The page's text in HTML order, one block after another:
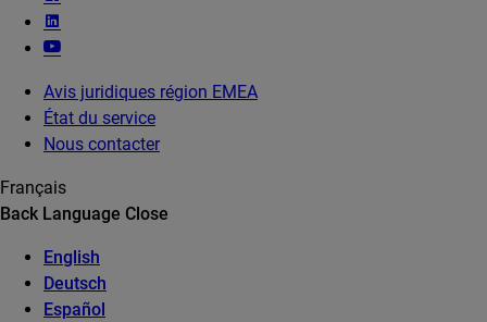
Avis juridiques région EMEA
État du service
Nous contacter
Français
Back Language Close
English
Deutsch
Español